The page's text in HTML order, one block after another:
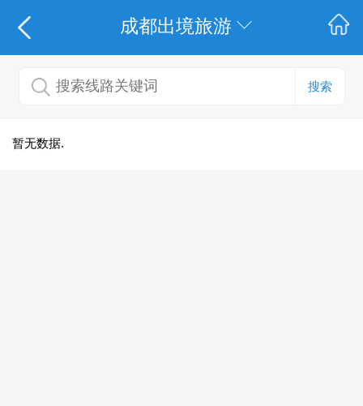
成都出境旅游
搜索
暂无数据.